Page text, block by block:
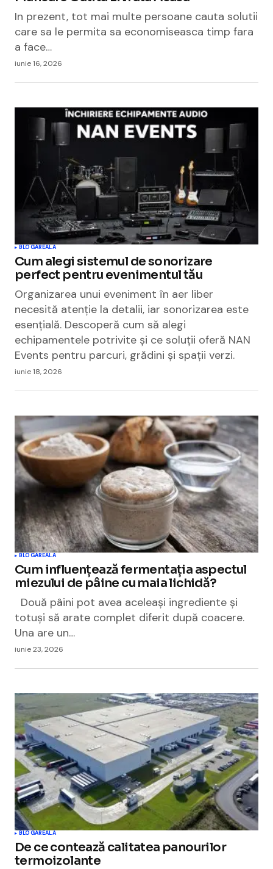
In prezent, tot mai multe persoane cauta solutii
care sa le permita sa economiseasca timp fara
a face…
iunie 16, 2026
BLOGAREALA
Cum alegi sistemul de sonorizare
perfect pentru evenimentul tău
Organizarea unui eveniment în aer liber
necesită atenție la detalii, iar sonorizarea este
esențială. Descoperă cum să alegi
echipamentele potrivite și ce soluții oferă NAN
Events pentru parcuri, grădini și spații verzi.
iunie 18, 2026
BLOGAREALA
Cum influențează fermentația aspectul
miezului de pâine cu maia lichidă?
Două pâini pot avea aceleași ingrediente și
totuși să arate complet diferit după coacere.
Una are un…
iunie 23, 2026
BLOGAREALA
De ce contează calitatea panourilor
termoizolante